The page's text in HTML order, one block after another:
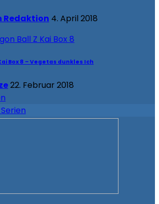
Redaktion 4. April 2018
Box 8 – Vegetas dunkles Ich
22. Februar 2018